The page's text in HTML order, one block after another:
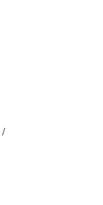
/